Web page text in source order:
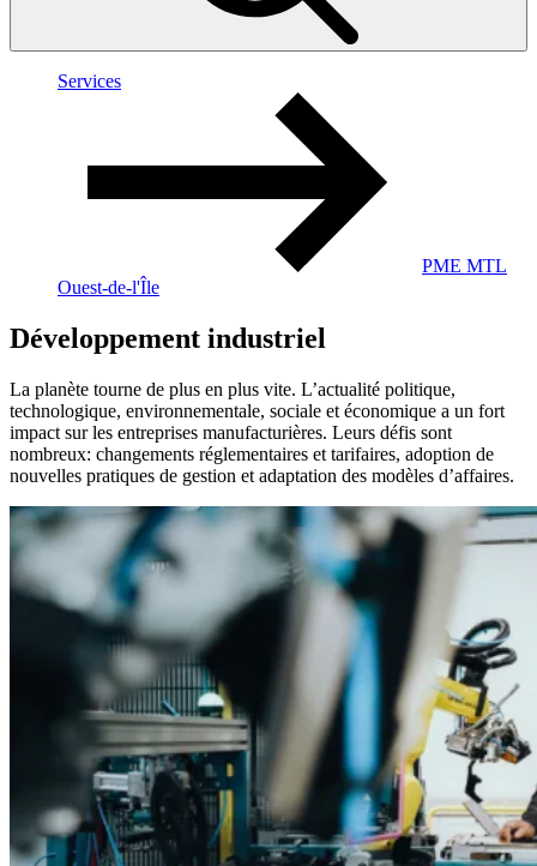
Services
PME MTL
Ouest-de-l'Île
Développement industriel
La planète tourne de plus en plus vite. L’actualité politique,
technologique, environnementale, sociale et économique a un fort
impact sur les entreprises manufacturières. Leurs défis sont
nombreux: changements réglementaires et tarifaires, adoption de
nouvelles pratiques de gestion et adaptation des modèles d’affaires.